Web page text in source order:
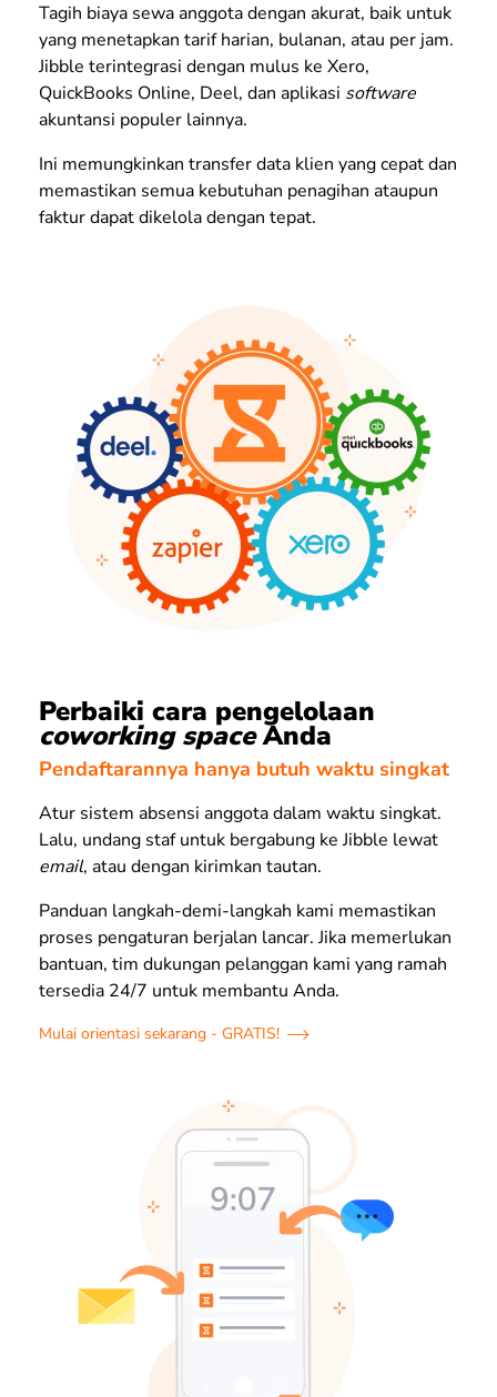
Tagih biaya sewa anggota dengan akurat, baik untuk
yang menetapkan tarif harian, bulanan, atau per jam.
Jibble terintegrasi dengan mulus ke Xero,
QuickBooks Online, Deel, dan aplikasi software
akuntansi populer lainnya.
Ini memungkinkan transfer data klien yang cepat dan
memastikan semua kebutuhan penagihan ataupun
faktur dapat dikelola dengan tepat.
Perbaiki cara pengelolaan
coworking spaceAnda
Pendaftarannya hanya butuh waktu singkat
Atur sistem absensi anggota dalam waktu singkat.
Lalu, undang staf untuk bergabung ke Jibble lewat
email, atau dengan kirimkan tautan.
Panduan langkah-demi-langkah kami memastikan
proses pengaturan berjalan lancar. Jika memerlukan
bantuan, tim dukungan pelanggan kami yang ramah
tersedia 24/7 untuk membantu Anda.
Mulai orientasi sekarang - GRATIS!